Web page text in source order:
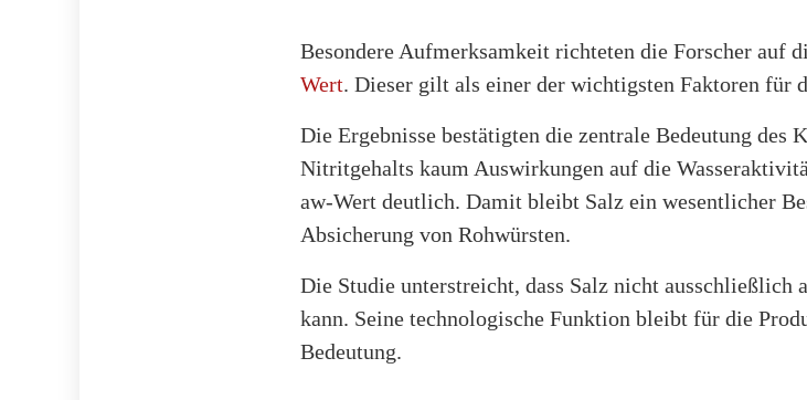
Besondere Aufmerksamkeit richteten die Forscher auf
Wert. Dieser gilt als einer der wichtigsten Faktoren für
Die Ergebnisse bestätigten die zentrale Bedeutung des
Nitritgehalts kaum Auswirkungen auf die
aw-Wert deutlich. Damit bleibt Salz ein wesentlicher
Absicherung von Rohwürsten.
Die Studie unterstreicht, dass Salz nicht ausschließlich
kann. Seine technologische Funktion bleibt für die
Bedeutung.